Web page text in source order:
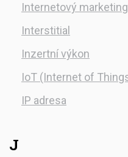
Internetový marketing
Interstitial
Inzertní výkon
IoT (Internet of
IP adresa
J